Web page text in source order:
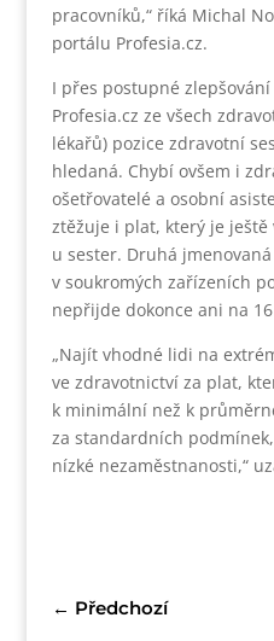
pracovníků,“ říká Michal
portálu Profesia.cz.
I přes postupné
Profesia.cz ze všech
lékařů) pozice zdravotní
hledaná. Chybí ovšem i
ošetřovatelé a osobní
ztěžuje i plat, který je ještě
u sester. Druhá
v soukromých zařízeních
nepřijde dokonce ani na
„Najít vhodné lidi na
ve zdravotnictví za plat,
k minimální než k
za standardních
nízké nezaměstnanosti,“
← Předchozí